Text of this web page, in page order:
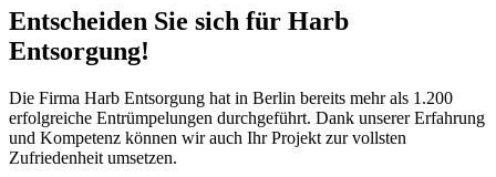
Entscheiden Sie sich für Harb
Entsorgung!​
Die Firma Harb Entsorgung hat in Berlin bereits mehr als 1.200
erfolgreiche Entrümpelungen durchgeführt. Dank unserer Erfahrung
und Kompetenz können wir auch Ihr Projekt zur vollsten
Zufriedenheit umsetzen.